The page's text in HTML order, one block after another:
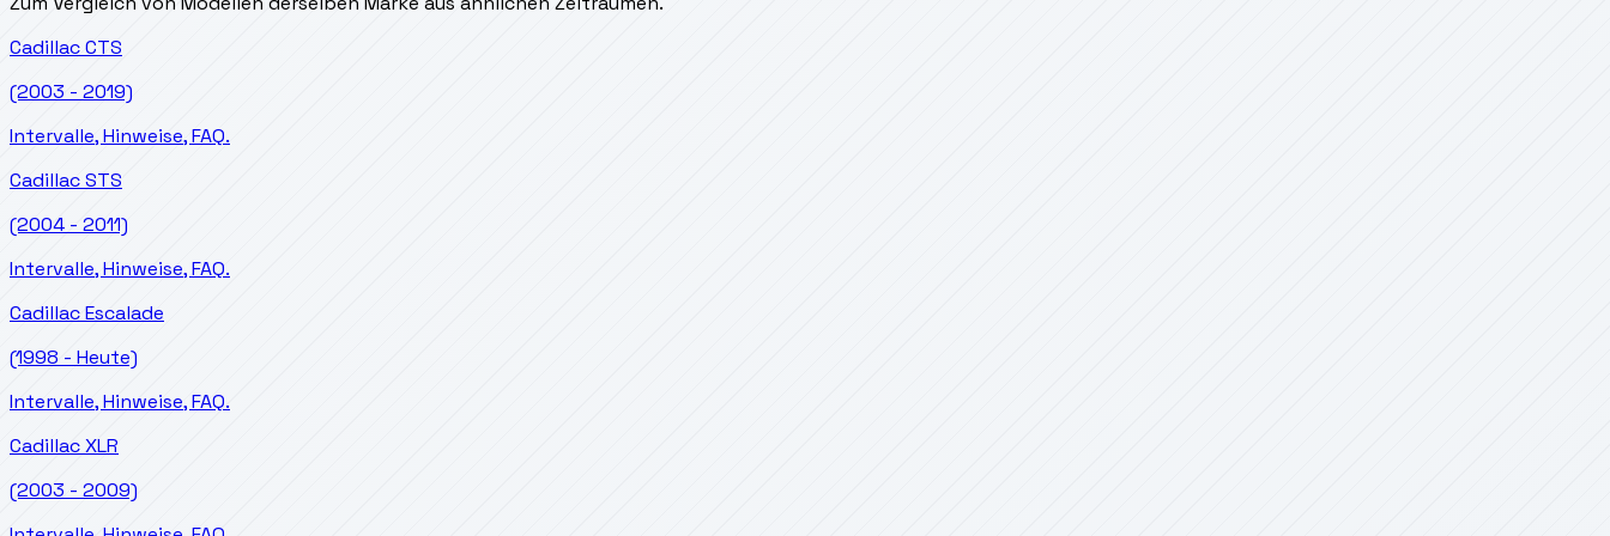
CadillacCTS
(2003 - 2019)
Intervalle, Hinweise, FAQ.
CadillacSTS
(2004 - 2011)
Intervalle, Hinweise, FAQ.
CadillacEscalade
(1998 - Heute)
Intervalle, Hinweise, FAQ.
CadillacXLR
(2003 - 2009)